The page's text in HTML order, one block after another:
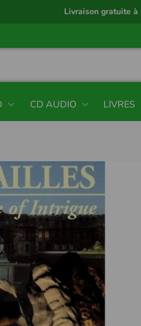
Livraison gratuite à
CD AUDIO LIVRES